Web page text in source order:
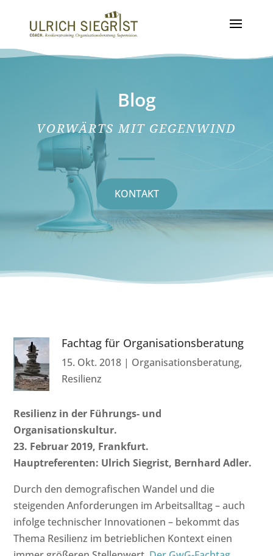
Blog
VORWÄRTS MIT GEGENWIND
KONTAKT
Fachtag für Organisationsberatung
15. Okt. 2018 | Organisationsberatung,
Resilienz
Resilienz in der Führungs- und
Organisationskultur.
23. Februar 2019, Frankfurt.
Hauptreferenten: Ulrich Siegrist, Bernhard Adler.
Durch den demografischen Wandel und die
steigenden Anforderungen im Arbeitsalltag – auch
infolge technischer Innovationen – bekommt das
Thema Resilienz im betrieblichen Kontext einen